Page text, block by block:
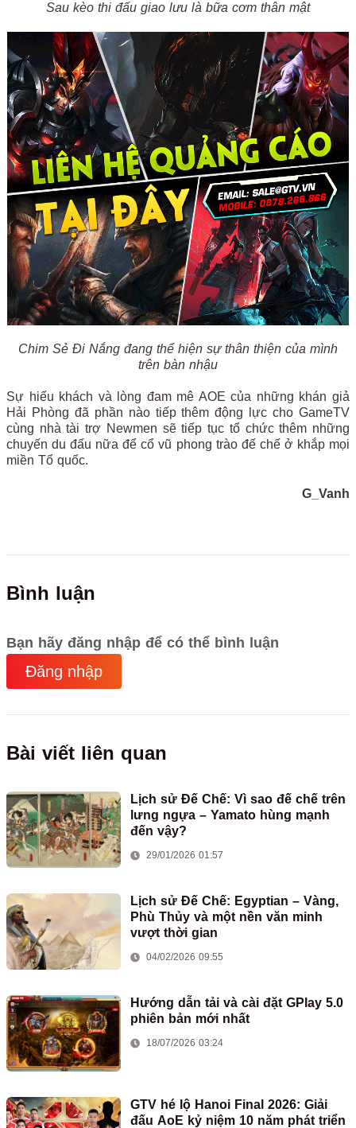
Sau kèo thi đấu giao lưu là bữa cơm thân mật
Chim Sẻ Đi Nắng đang thể hiện sự thân thiện của mình
trên bàn nhậu
Sự hiếu khách và lòng đam mê AOE của những khán giả
Hải Phòng đã phần nào tiếp thêm động lực cho GameTV
cùng nhà tài trợ Newmen sẽ tiếp tục tổ chức thêm những
chuyến du đấu nữa để cổ vũ phong trào đế chế ở khắp mọi
miền Tổ quốc.
G_Vanh
Bình luận
Bạn hãy đăng nhập để có thể bình luận
Đăng nhập
Bài viết liên quan
Lịch sử Đế Chế: Vì sao đế chế trên
lưng ngựa – Yamato hùng mạnh
đến vậy?
29/01/2026 01:57
Lịch sử Đế Chế: Egyptian – Vàng,
Phù Thủy và một nền văn minh
vượt thời gian
04/02/2026 09:55
Hướng dẫn tải và cài đặt GPlay 5.0
phiên bản mới nhất
18/07/2026 03:24
GTV hé lộ Hanoi Final 2026: Giải
đấu AoE kỷ niệm 10 năm phát triển